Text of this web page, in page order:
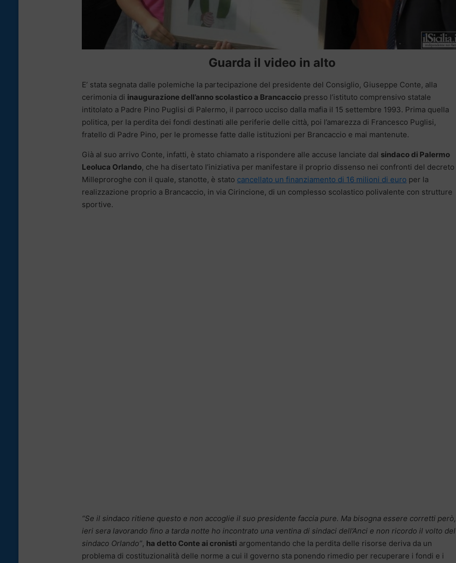
Guarda il video in alto
E’ stata segnata dalle polemiche la partecipazione del presidente del Consiglio, Giuseppe Conte, alla
cerimonia di inaugurazione dell’anno scolastico a Brancaccio presso l’istituto comprensivo statale
intitolato a Padre Pino Puglisi di Palermo, il parroco ucciso dalla mafia il 15 settembre 1993. Prima quella
politica, per la perdita dei fondi destinati alle periferie delle città, poi l’amarezza di Francesco Puglisi,
fratello di Padre Pino, per le promesse fatte dalle istituzioni per Brancaccio e mai mantenute.
Già al suo arrivo Conte, infatti, è stato chiamato a rispondere alle accuse lanciate dal sindaco di Palermo
Leoluca Orlando, che ha disertato l’iniziativa per manifestare il proprio dissenso nei confronti del decreto
Milleproroghe con il quale, stanotte, è stato cancellato un finanziamento di 16 milioni di euro per la
realizzazione proprio a Brancaccio, in via Cirincione, di un complesso scolastico polivalente con strutture
sportive.
“Se il sindaco ritiene questo e non accoglie il suo presidente faccia pure. Ma bisogna essere corretti però,
ieri sera lavorando fino a tarda notte ho incontrato una ventina di sindaci dell’Anci e non ricordo il volto del
sindaco Orlando”, ha detto Conte ai cronisti argomentando che la perdita delle risorse deriva da un
problema di costituzionalità delle norme a cui il governo sta ponendo rimedio per recuperare i fondi e i